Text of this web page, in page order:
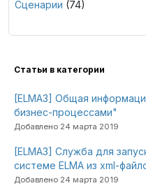
Сценарии (74)
Cтатьи в категории
[ELMA3] Общая
бизнес-процессами"
Добавлено 24 марта 2019
[ELMA3] Служба для
системе ELMA из xml-
Добавлено 24 марта 2019